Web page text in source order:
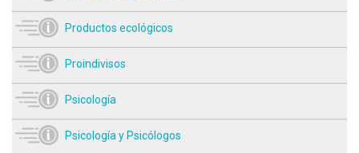
Productos ecológicos
Proindivisos
Psicología
Psicología y Psicólogos